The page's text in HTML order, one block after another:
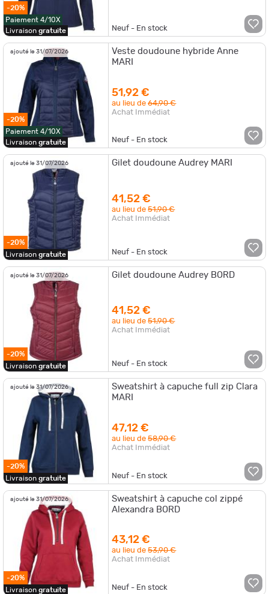
-20%
Paiement 4/10X
Livraison gratuite Neuf - En stock
ajouté le 31/07/2026
-20%
Paiement 4/10X
Livraison gratuite
Veste doudoune hybride Anne
MARI
51,92 €
au lieu de64,90 €
Achat Immédiat
Neuf - En stock
ajouté le 31/07/2026
-20%
Livraison gratuite
Gilet doudoune Audrey MARI
41,52 €
au lieu de51,90 €
Achat Immédiat
Neuf - En stock
ajouté le 31/07/2026
-20%
Livraison gratuite
Gilet doudoune Audrey BORD
41,52 €
au lieu de51,90 €
Achat Immédiat
Neuf - En stock
ajouté le 31/07/2026
-20%
Livraison gratuite
Sweatshirt à capuche full zip Clara
MARI
47,12 €
au lieu de58,90 €
Achat Immédiat
Neuf - En stock
ajouté le 31/07/2026
-20%
Livraison gratuite
Sweatshirt à capuche col zippé
Alexandra BORD
43,12 €
au lieu de53,90 €
Achat Immédiat
Neuf - En stock